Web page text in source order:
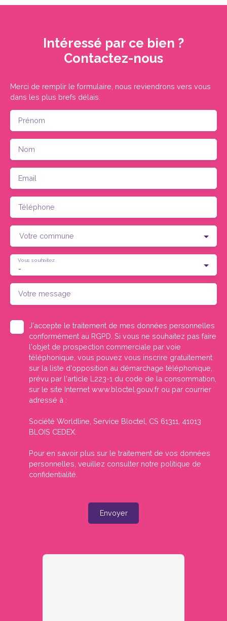
Intéressé par ce bien ?
Contactez-nous
Merci de remplir le formulaire, nous reviendrons vers vous
dans les plus brefs délais.
Prénom
Nom
Email
Téléphone
Votre commune
-
Vous souhaitez
Votre message
J'accepte le traitement de mes données personnelles
conformément au RGPD. Si vous ne souhaitez pas faire
l'objet de prospection commerciale par voie
téléphonique, vous pouvez vous inscrire gratuitement
sur la liste d'opposition au démarchage téléphonique,
prévu par l'article L223-1 du code de la consommation,
sur le site Internet www.bloctel.gouv.fr ou par courrier
adressé à :
Société Worldline, Service Bloctel, CS 61311, 41013
BLOIS CEDEX.
Pour en savoir plus sur le traitement de vos données
personnelles, veuillez consulter notre politique de
confidentialité
Envoyer